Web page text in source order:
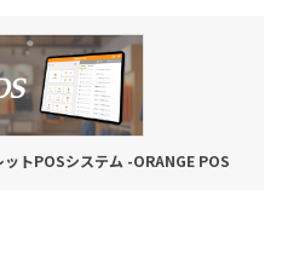
トPOSシステム -ORANGE POS